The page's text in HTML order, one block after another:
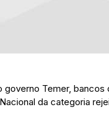
governo Temer,
da categoria